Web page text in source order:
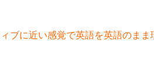
ブに近い感覚で英語を英語のまま